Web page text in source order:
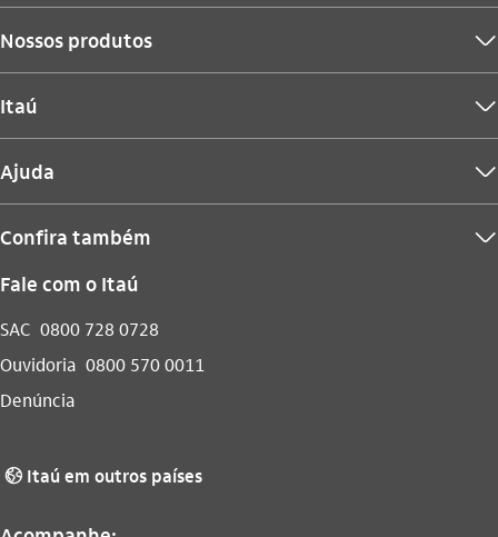
Nossos produtos seta_baixo
Itaú seta_baixo
Ajuda seta_baixo
Confira também seta_baixo
Fale com o Itaú
SAC 0800 728 0728
Ouvidoria 0800 570 0011
Denúncia
globo_outline Itaú em outros países